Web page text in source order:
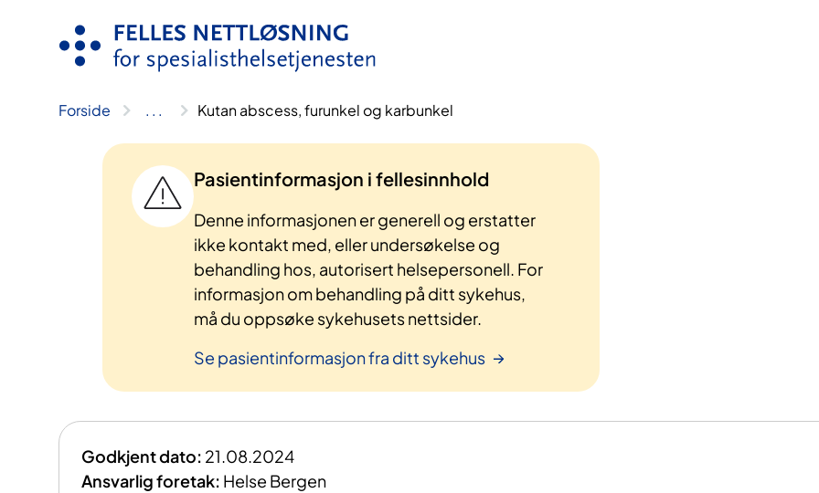
Forside .. . Kutan abscess, furunkel og karbunkel
Pasientinformasjon i fellesinnhold
Denne informasjonen er generell og erstatter
ikke kontakt med, eller undersøkelse og
behandling hos, autorisert helsepersonell. For
informasjon om behandling på ditt sykehus,
må du oppsøke sykehusets nettsider.
Se pasientinformasjon fra ditt sykehus
Godkjent dato: 21.08.2024
Ansvarlig foretak: Helse Bergen